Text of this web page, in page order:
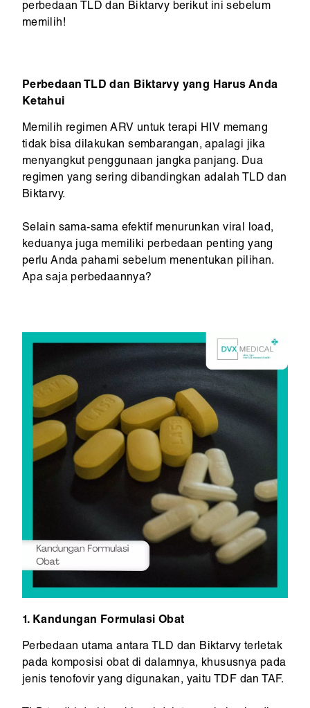
perbedaan TLD dan Biktarvy berikut ini sebelum
memilih!
Perbedaan TLD dan Biktarvy yang Harus Anda
Ketahui
Memilih regimen ARV untuk terapi HIV memang
tidak bisa dilakukan sembarangan, apalagi jika
menyangkut penggunaan jangka panjang. Dua
regimen yang sering dibandingkan adalah TLD dan
Biktarvy.
Selain sama-sama efektif menurunkan viral load,
keduanya juga memiliki perbedaan penting yang
perlu Anda pahami sebelum menentukan pilihan.
Apa saja perbedaannya?
1. Kandungan Formulasi Obat
Perbedaan utama antara TLD dan Biktarvy terletak
pada komposisi obat di dalamnya, khususnya pada
jenis tenofovir yang digunakan, yaitu TDF dan TAF.